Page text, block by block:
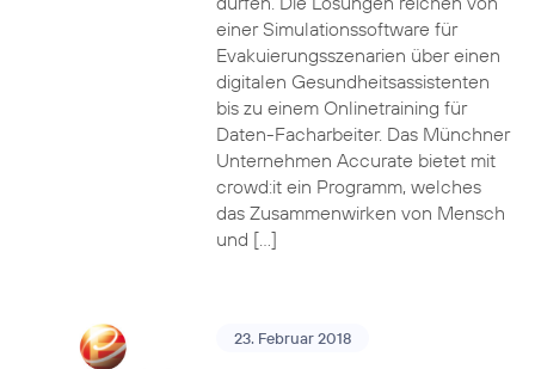
einer Simulationssoftware für
Evakuierungsszenarien über einen
digitalen Gesundheitsassistenten
bis zu einem Onlinetraining für
Daten-Facharbeiter. Das Münchner
Unternehmen Accurate bietet mit
crowd:it ein Programm, welches
das Zusammenwirken von Mensch
und […]
23. Februar 2018